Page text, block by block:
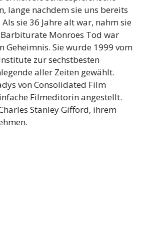
lange nachdem sie uns bereits
sie 36 Jahre alt war, nahm sie
Monroes Tod war
Geheimnis. Sie wurde 1999 vom
zur sechstbesten
aller Zeiten gewählt.
von Consolidated Film
Filmeditorin angestellt.
Stanley Gifford, ihrem